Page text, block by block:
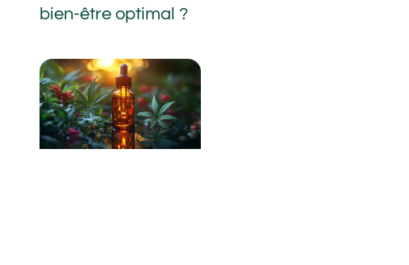
bien-être optimal ?